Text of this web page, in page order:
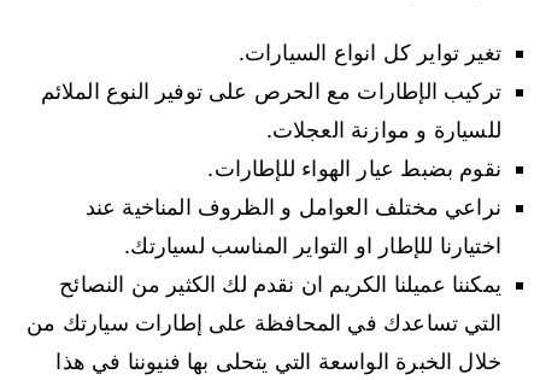
تغير تواير كل انواع السيارات.
تركيب الإطارات مع الحرص على توفير النوع الملائم
للسيارة و موازنة العجلات.
نقوم بضبط عيار الهواء للإطارات.
نراعي مختلف العوامل و الظروف المناخية عند
اختيارنا للإطار او التواير المناسب لسيارتك.
يمكننا عميلنا الكريم ان نقدم لك الكثير من النصائح
التي تساعدك في المحافظة على إطارات سيارتك من
خلال الخبرة الواسعة التي يتحلى بها فنيوننا في هذا